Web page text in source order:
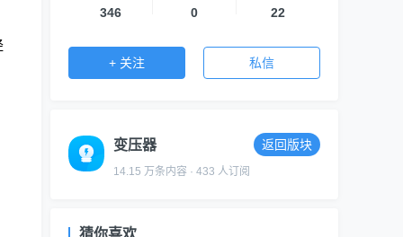
346
0
22
+ 关注 私信
变压器 返回版块
14.15 万条内容 · 433 人订阅
猜你喜欢